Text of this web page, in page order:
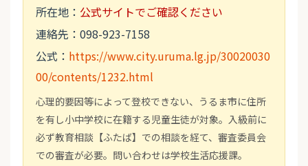
所在地： 公式サイトでご確認ください
連絡先：098-923-7158
公式： https://www.city.uruma.lg.jp/30020030
00/contents/1232.html
心理的要因等によって登校できない、うるま市に住所
を有し小中学校に在籍する児童生徒が対象。入級前に
必ず教育相談【ふたば】での相談を経て、審査委員会
での審査が必要。問い合わせは学校生活応援課。